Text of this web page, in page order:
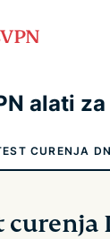
alati
CURENJA
curenja